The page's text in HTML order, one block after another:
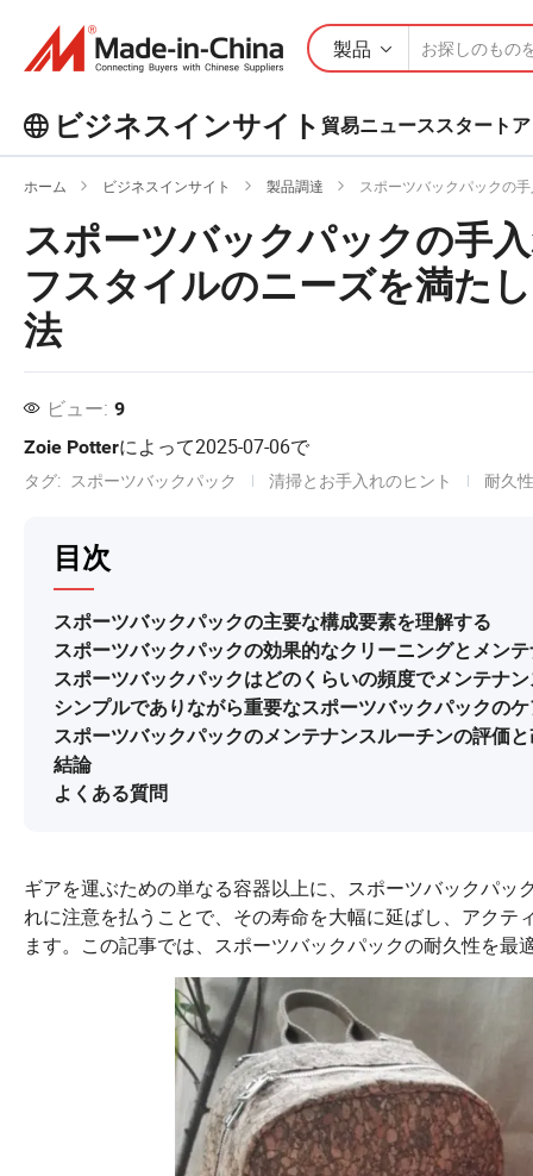
製品
ビジネスインサイト 貿易ニューススタート
ビジネスインサイトで人気の記事を
もっと見る
ホーム ビジネスインサイト 製品調達 スポーツバックパックの手
スポーツバックパックの手
フスタイルのニーズを満た
法
ビュー: 9
Zoie Potterによって2025-07-06で
タグ: スポーツバックパック 清掃とお手入れのヒント 耐久
目次
スポーツバックパックの主要な構成要素を理解する
スポーツバックパックの効果的なクリーニングとメン
スポーツバックパックはどのくらいの頻度でメンテナ
シンプルでありながら重要なスポーツバックパックの
スポーツバックパックのメンテナンスルーチンの評価
結論
よくある質問
ギアを運ぶための単なる容器以上に、スポーツバックパ
れに注意を払うことで、その寿命を大幅に延ばし、アク
ます。この記事では、スポーツバックパックの耐久性を